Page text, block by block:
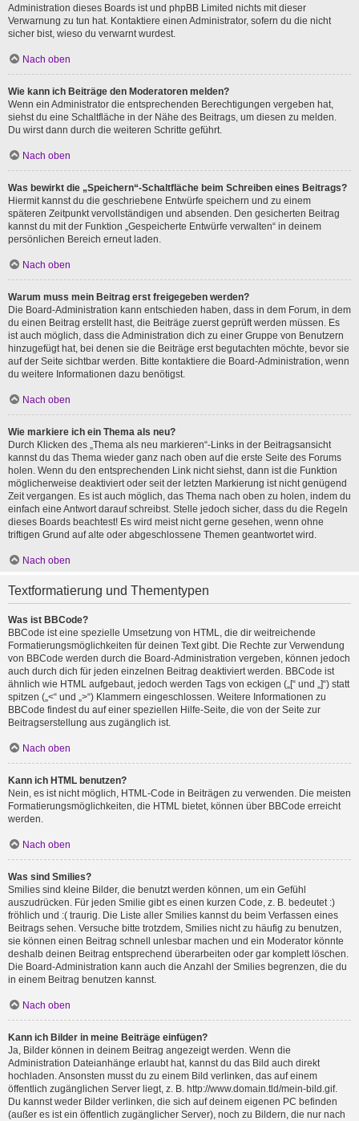
Administration dieses Boards ist und phpBB Limited nichts mit dieser
Verwarnung zu tun hat. Kontaktiere einen Administrator, sofern du die nicht
sicher bist, wieso du verwarnt wurdest.
Nach oben
Wie kann ich Beiträge den Moderatoren melden?
Wenn ein Administrator die entsprechenden Berechtigungen vergeben hat,
siehst du eine Schaltfläche in der Nähe des Beitrags, um diesen zu melden.
Du wirst dann durch die weiteren Schritte geführt.
Nach oben
Was bewirkt die „Speichern“-Schaltfläche beim Schreiben eines Beitrags?
Hiermit kannst du die geschriebene Entwürfe speichern und zu einem
späteren Zeitpunkt vervollständigen und absenden. Den gesicherten Beitrag
kannst du mit der Funktion „Gespeicherte Entwürfe verwalten“ in deinem
persönlichen Bereich erneut laden.
Nach oben
Warum muss mein Beitrag erst freigegeben werden?
Die Board-Administration kann entschieden haben, dass in dem Forum, in dem
du einen Beitrag erstellt hast, die Beiträge zuerst geprüft werden müssen. Es
ist auch möglich, dass die Administration dich zu einer Gruppe von Benutzern
hinzugefügt hat, bei denen sie die Beiträge erst begutachten möchte, bevor sie
auf der Seite sichtbar werden. Bitte kontaktiere die Board-Administration, wenn
du weitere Informationen dazu benötigst.
Nach oben
Wie markiere ich ein Thema als neu?
Durch Klicken des „Thema als neu markieren“-Links in der Beitragsansicht
kannst du das Thema wieder ganz nach oben auf die erste Seite des Forums
holen. Wenn du den entsprechenden Link nicht siehst, dann ist die Funktion
möglicherweise deaktiviert oder seit der letzten Markierung ist nicht genügend
Zeit vergangen. Es ist auch möglich, das Thema nach oben zu holen, indem du
einfach eine Antwort darauf schreibst. Stelle jedoch sicher, dass du die Regeln
dieses Boards beachtest! Es wird meist nicht gerne gesehen, wenn ohne
triftigen Grund auf alte oder abgeschlossene Themen geantwortet wird.
Nach oben
Textformatierung und Thementypen
Was ist BBCode?
BBCode ist eine spezielle Umsetzung von HTML, die dir weitreichende
Formatierungsmöglichkeiten für deinen Text gibt. Die Rechte zur Verwendung
von BBCode werden durch die Board-Administration vergeben, können jedoch
auch durch dich für jeden einzelnen Beitrag deaktiviert werden. BBCode ist
ähnlich wie HTML aufgebaut, jedoch werden Tags von eckigen („[“ und „]“) statt
spitzen („<“ und „>“) Klammern eingeschlossen. Weitere Informationen zu
BBCode findest du auf einer speziellen Hilfe-Seite, die von der Seite zur
Beitragserstellung aus zugänglich ist.
Nach oben
Kann ich HTML benutzen?
Nein, es ist nicht möglich, HTML-Code in Beiträgen zu verwenden. Die meisten
Formatierungsmöglichkeiten, die HTML bietet, können über BBCode erreicht
werden.
Nach oben
Was sind Smilies?
Smilies sind kleine Bilder, die benutzt werden können, um ein Gefühl
auszudrücken. Für jeden Smilie gibt es einen kurzen Code, z. B. bedeutet :)
fröhlich und :( traurig. Die Liste aller Smilies kannst du beim Verfassen eines
Beitrags sehen. Versuche bitte trotzdem, Smilies nicht zu häufig zu benutzen,
sie können einen Beitrag schnell unlesbar machen und ein Moderator könnte
deshalb deinen Beitrag entsprechend überarbeiten oder gar komplett löschen.
Die Board-Administration kann auch die Anzahl der Smilies begrenzen, die du
in einem Beitrag benutzen kannst.
Nach oben
Kann ich Bilder in meine Beiträge einfügen?
Ja, Bilder können in deinem Beitrag angezeigt werden. Wenn die
Administration Dateianhänge erlaubt hat, kannst du das Bild auch direkt
hochladen. Ansonsten musst du zu einem Bild verlinken, das auf einem
öffentlich zugänglichen Server liegt, z. B. http://www.domain.tld/mein-bild.gif.
Du kannst weder Bilder verlinken, die sich auf deinem eigenen PC befinden
(außer es ist ein öffentlich zugänglicher Server), noch zu Bildern, die nur nach